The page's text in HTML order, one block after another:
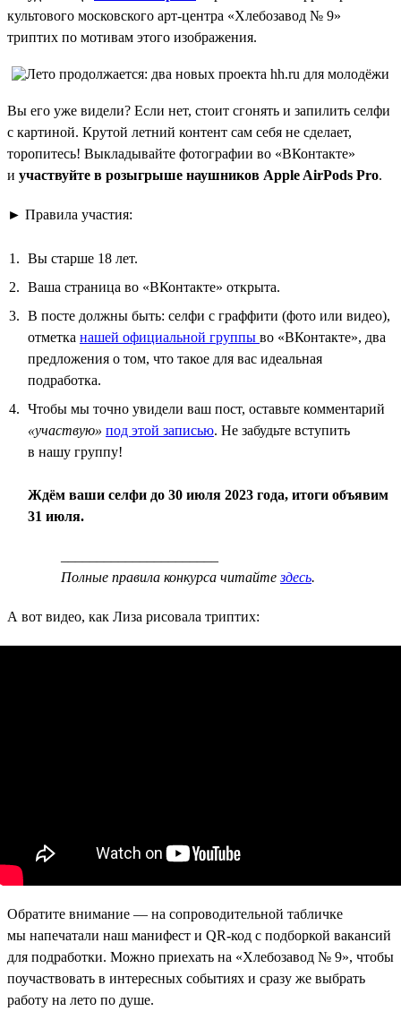
культового московского арт-центра «Хлебозавод № 9»
триптих по мотивам этого изображения.
Вы его уже видели? Если нет, стоит сгонять и запилить селфи
с картиной. Крутой летний контент сам себя не сделает,
торопитесь! Выкладывайте фотографии во «ВКонтакте»
и участвуйте в розыгрыше наушников Apple AirPods Pro.
► Правила участия:
Вы старше 18 лет.
Ваша страница во «ВКонтакте» открыта.
В посте должны быть: селфи с граффити (фото или видео),
отметка нашей официальной группы во «ВКонтакте», два
предложения о том, что такое для вас идеальная
подработка.
Чтобы мы точно увидели ваш пост, оставьте комментарий
«участвую» под этой записью. Не забудьте вступить
в нашу группу!
Ждём ваши селфи до 30 июля 2023 года, итоги объявим
31 июля.
Полные правила конкурса читайтездесь.
А вот видео, как Лиза рисовала триптих:
Обратите внимание — на сопроводительной табличке
мы напечатали наш манифест и QR-код с подборкой вакансий
для подработки. Можно приехать на «Хлебозавод № 9», чтобы
поучаствовать в интересных событиях и сразу же выбрать
работу на лето по душе.